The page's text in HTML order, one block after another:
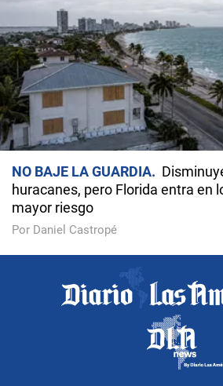
NO BAJE LA GUARDIA
huracanes, pero Florida entra en
mayor riesgo
Por Daniel Castropé